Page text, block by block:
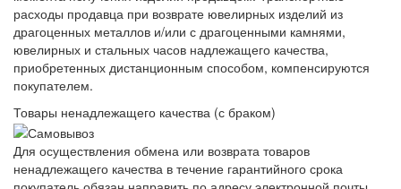
расходы продавца при возврате ювелирных изделий из
драгоценных металлов и/или с драгоценными камнями,
ювелирных и стальных часов надлежащего качества,
приобретенных дистанционным способом, компенсируются
покупателем.
Товары ненадлежащего качества (с браком)
Для осуществления обмена или возврата товаров
ненадлежащего качества в течение гарантийного срока